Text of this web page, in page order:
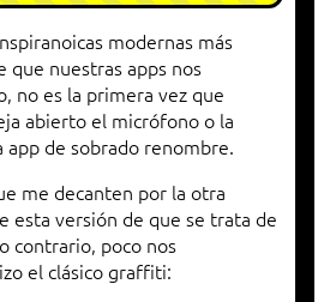
modernas más
que nuestras apps nos
no es la primera vez que
abierto el micrófono o la
app de sobrado renombre.
me decanten por la otra
esta versión de que se trata de
contrario, poco nos
el clásico graffiti: